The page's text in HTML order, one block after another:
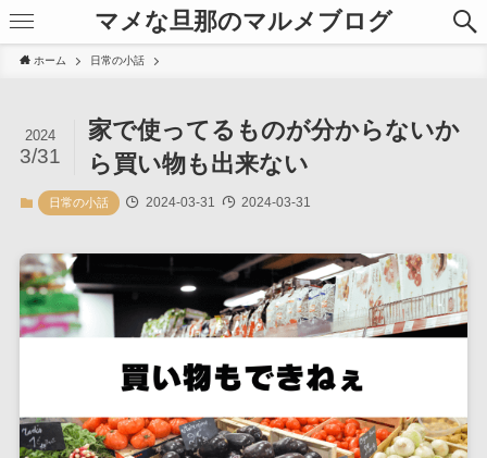
マメな旦那のマルメブログ
ホーム 日常の小話
家で使ってるものが分からないか
ら買い物も出来ない
2024
3/31
日常の小話 2024-03-31 2024-03-31